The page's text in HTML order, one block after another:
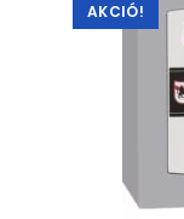
AKCIÓ!